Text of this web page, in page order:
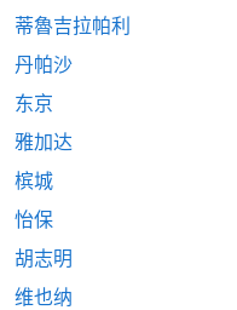
蒂魯吉拉帕利
丹帕沙
东京
雅加达
槟城
怡保
胡志明
维也纳